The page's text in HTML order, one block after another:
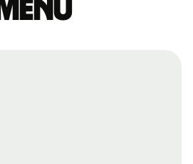
menu